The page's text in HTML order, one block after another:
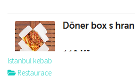
Istanbul kebab
Restaurace